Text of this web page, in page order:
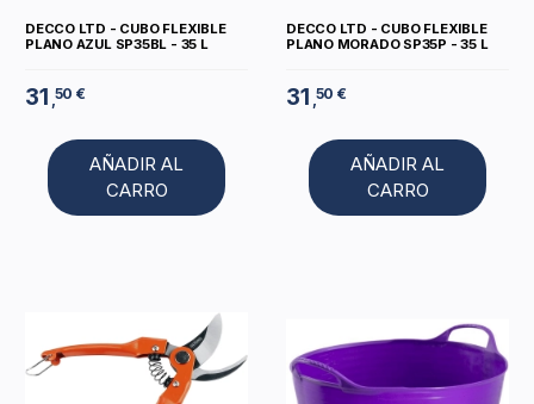
DECCO LTD - CUBO FLEXIBLE
PLANO AZUL SP35BL - 35 L
31 ,50 €
AÑADIR AL
CARRO
DECCO LTD - CUBO FLEXIBLE
PLANO MORADO SP35P - 35 L
31 ,50 €
AÑADIR AL
CARRO